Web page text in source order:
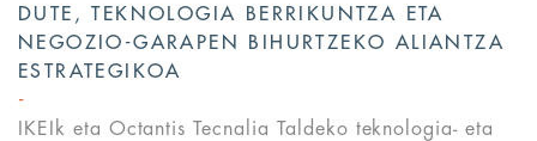
DUTE, TEKNOLOGIA BERRIKUNTZA ETA
NEGOZIO-GARAPEN BIHURTZEKO ALIANTZA
ESTRATEGIKOA
IKEIk eta Octantis Tecnalia Taldeko teknologia- eta